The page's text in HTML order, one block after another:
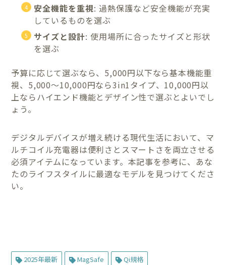
安全機能を重視: 過熱保護など安全機能が充実
しているものを選ぶ
サイズと設計: 使用場所に合ったサイズと形状
を選ぶ
予算に応じて選ぶなら、5,000円以下なら基本機能重
視、5,000〜10,000円なら3in1タイプ、10,000円以
上ならハイエンド機能とデザイン性で選ぶとよいでし
ょう。
デジタルデバイスが増え続ける現代生活において、マ
ルチコイル充電器は便利さとスマートさを両立させる
必須アイテムになっています。本記事を参考に、あな
たのライフスタイルに最適なモデルを見つけてくださ
い。
2025年最新 MagSafe
Qi規格